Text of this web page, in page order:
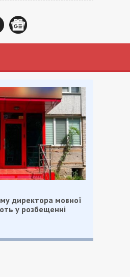
директора мовної
у розбещенні